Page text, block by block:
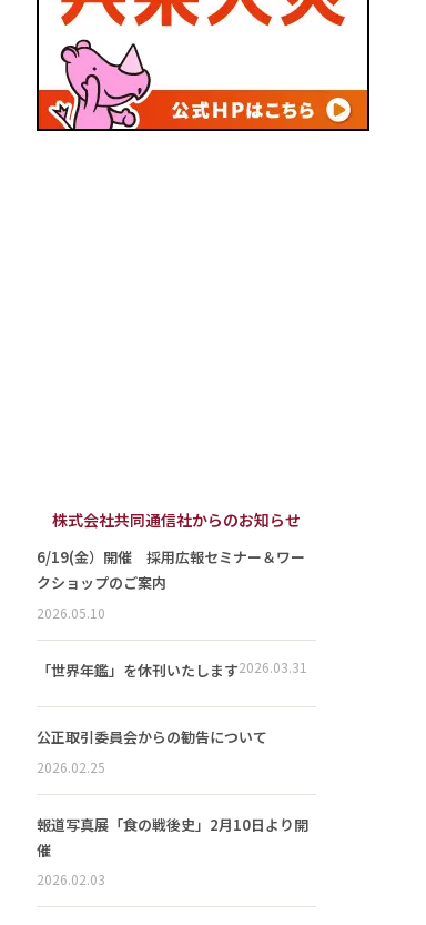
株式会社共同通信社からのお知らせ
6/19(金）開催 採用広報セミナー＆ワー
クショップのご案内
2026.05.10
「世界年鑑」を休刊いたします2026.03.31
公正取引委員会からの勧告について
2026.02.25
報道写真展「食の戦後史」2月10日より開
催
2026.02.03